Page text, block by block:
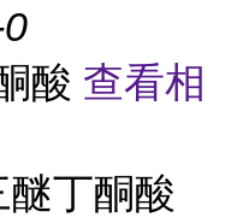
酸 查看相
丁酮酸